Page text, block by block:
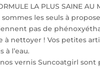
LA PLUS SAINE AU
sommes les seuls à
pas de
à nettoyer ! Vos petites
à l’eau.
nos vernis Suncoatgirl